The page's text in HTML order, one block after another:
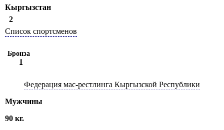
Кыргызстан
2
Список спортсменов
Бронза
1
Федерация мас-рестлинга Кыргызской Республики
Мужчины
90 кг.